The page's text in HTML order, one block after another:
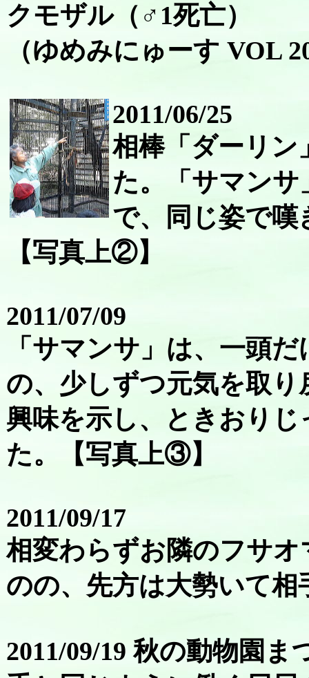
クモザル（♂1死亡）
（ゆめみにゅーす VOL
2011/06/25
相棒「ダーリン
た。「サマン
で、同じ姿で
【写真上②】
2011/07/09
「サマンサ」は、一頭
の、少しずつ元気を取
興味を示し、ときおり
た。【写真上③】
2011/09/17
相変わらずお隣のフサ
のの、先方は大勢いて
2011/09/19 秋の動物園